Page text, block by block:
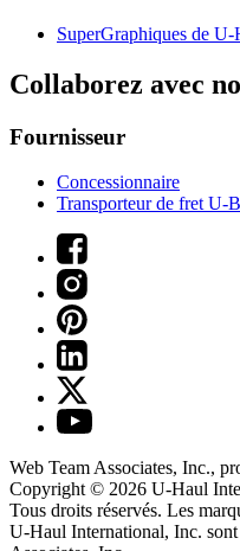
SuperGraphiques de U-
Collaborez avec
Fournisseur
Concessionnaire
Transporteur de fret U-
Web Team Associates, Inc.,
Copyright © 2026 U-Haul
Tous droits réservés. Les
U-Haul International, Inc.